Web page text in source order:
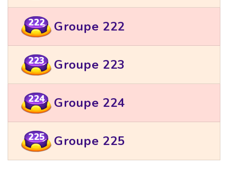
222 Groupe 222
223 Groupe 223
224 Groupe 224
225 Groupe 225